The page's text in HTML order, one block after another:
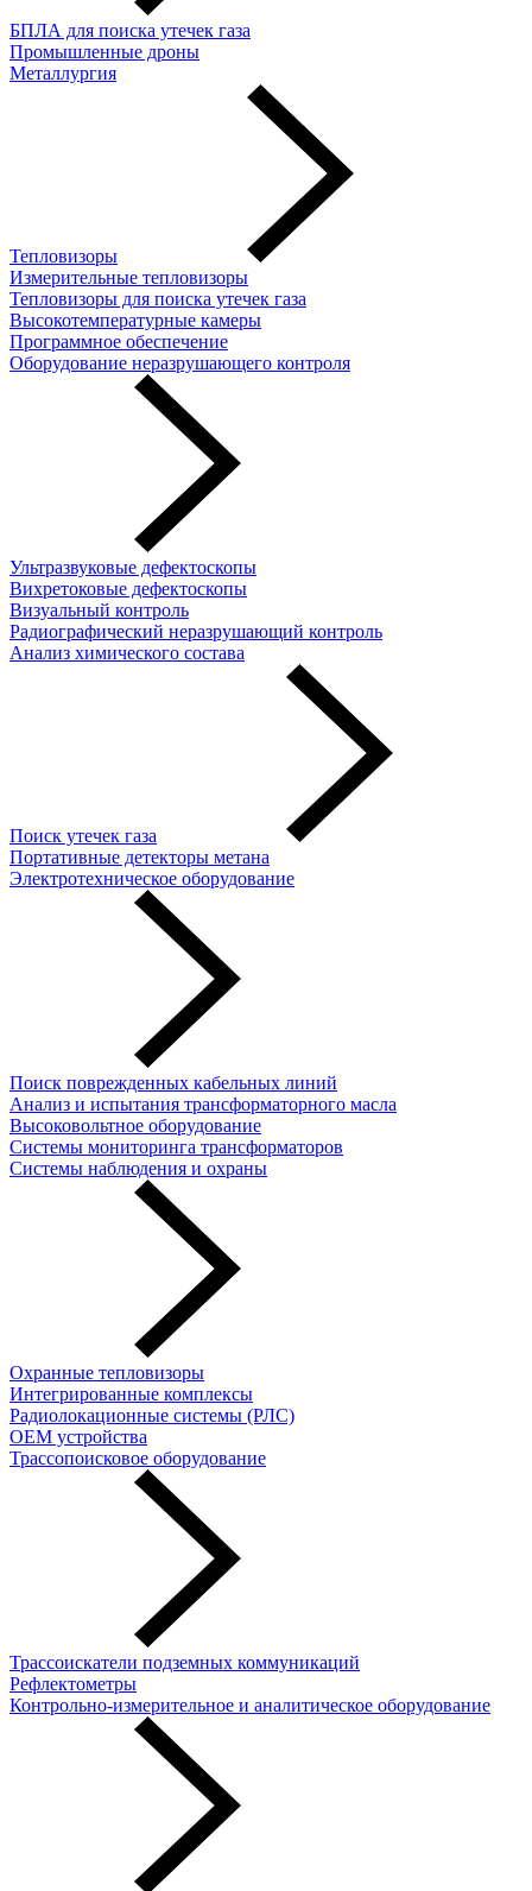
БПЛА для поиска утечек газа
Промышленные дроны
Металлургия
Тепловизоры
Измерительные тепловизоры
Тепловизоры для поиска утечек газа
Высокотемпературные камеры
Программное обеспечение
Оборудование неразрушающего контроля
Ультразвуковые дефектоскопы
Вихретоковые дефектоскопы
Визуальный контроль
Радиографический неразрушающий контроль
Анализ химического состава
Поиск утечек газа
Портативные детекторы метана
Электротехническое оборудование
Поиск поврежденных кабельных линий
Анализ и испытания трансформаторного масла
Высоковольтное оборудование
Системы мониторинга трансформаторов
Системы наблюдения и охраны
Охранные тепловизоры
Интегрированные комплексы
Радиолокационные системы (РЛС)
OEM устройства
Трассопоисковое оборудование
Трассоискатели подземных коммуникаций
Рефлектометры
Контрольно-измерительное и аналитическое оборудование